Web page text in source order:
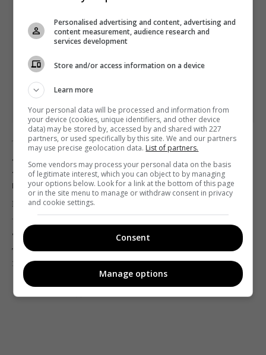
ТБ Телерейтинги
?? П’ятий рік із Nielsen: просідання
телеперегляду, зростання «телезомбі» та
корекція української мови
Павло Мандрик
Телеглядач минулого року в середньому дивився
телевізор на 10 хвилин менше, ніж у 2017-му – 3
години 52 хвилини на добу.
Personalised advertising and content, advertising and
content measurement, audience research and
services development
Store and/or access information on a device
Learn more
Your personal data will be processed and information from
your device (cookies, unique identifiers, and other device
data) may be stored by, accessed by and shared with 227
partners, or used specifically by this site. We and our partners
may use precise geolocation data. List of partners.
Some vendors may process your personal data on the basis
of legitimate interest, which you can object to by managing
your options below. Look for a link at the bottom of this page
or in the site menu to manage or withdraw consent in privacy
and cookie settings.
Consent
Manage options